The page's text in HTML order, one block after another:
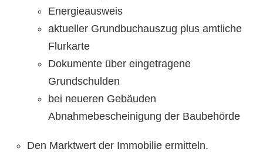
Energieausweis
aktueller Grundbuchauszug plus amtliche
Flurkarte
Dokumente über eingetragene
Grundschulden
bei neueren Gebäuden
Abnahmebescheinigung der Baubehörde
Den Marktwert der Immobilie ermitteln.